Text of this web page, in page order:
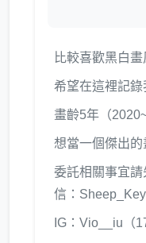
比較喜歡黑白
希望在這裡記錄
畫齡5年（2020~
想當一個傑出的
委託相關事宜
信：
IG：Vio__iu（